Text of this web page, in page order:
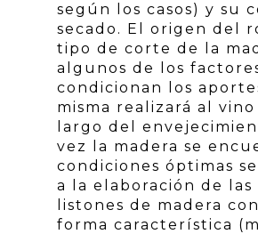
según los casos) y su
secado. El origen del
tipo de corte de la
algunos de los
condicionan los
misma realizará al vino
largo del
vez la madera se
condiciones óptimas
a la elaboración de las
listones de madera
forma característica